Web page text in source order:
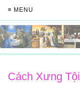
≡ MENU
Cách Xưng